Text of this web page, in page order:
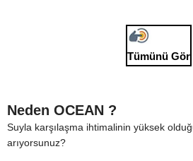
Tümünü Gör
Neden OCEAN ?
Suyla karşılaşma ihtimalinin yüksek
arıyorsunuz?